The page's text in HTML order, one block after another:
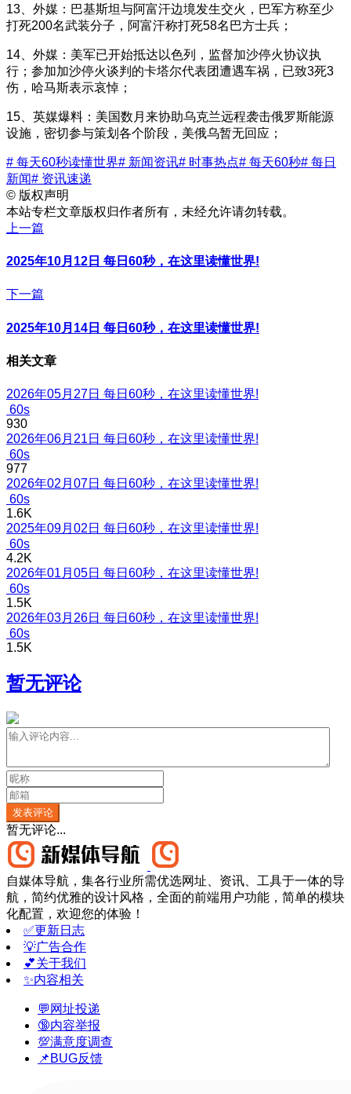
13、外媒：巴基斯坦与阿富汗边境发生交火，巴军方称至少
打死200名武装分子，阿富汗称打死58名巴方士兵；
14、外媒：美军已开始抵达以色列，监督加沙停火协议执
行；参加加沙停火谈判的卡塔尔代表团遭遇车祸，已致3死3
伤，哈马斯表示哀悼；
15、英媒爆料：美国数月来协助乌克兰远程袭击俄罗斯能源
设施，密切参与策划各个阶段，美俄乌暂无回应；
# 每天60秒读懂世界# 新闻资讯# 时事热点# 每天60秒# 每日
新闻# 资讯速递
© 版权声明
本站专栏文章版权归作者所有，未经允许请勿转载。
上一篇
2025年10月12日 每日60秒，在这里读懂世界!
下一篇
2025年10月14日 每日60秒，在这里读懂世界!
相关文章
2026年05月27日 每日60秒，在这里读懂世界!
60s
930
2026年06月21日 每日60秒，在这里读懂世界!
60s
977
2026年02月07日 每日60秒，在这里读懂世界!
60s
1.6K
2025年09月02日 每日60秒，在这里读懂世界!
60s
4.2K
2026年01月05日 每日60秒，在这里读懂世界!
60s
1.5K
2026年03月26日 每日60秒，在这里读懂世界!
60s
1.5K
暂无评论
发表评论
暂无评论...
自媒体导航，集各行业所需优选网址、资讯、工具于一体的导
航，简约优雅的设计风格，全面的前端用户功能，简单的模块
化配置，欢迎您的体验！
✅更新日志
💡广告合作
💕关于我们
✨内容相关
💬网址投递
🔞内容举报
💯满意度调查
📌BUG反馈